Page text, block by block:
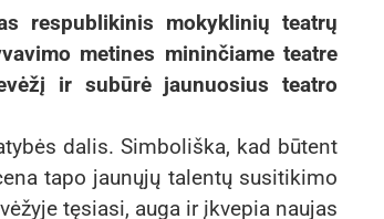
respublikinis mokyklinių teatrų
metines mininčiame teatre
ir subūrė jaunuosius teatro
dalis. Simboliška, kad būtent
tapo jaunųjų talentų susitikimo
tęsiasi, auga ir įkvepia naujas